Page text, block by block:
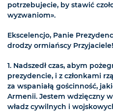
potrzebujecie, by stawić
wyzwaniom».
Ekscelencjo, Panie
drodzy ormiańscy Przyjaciele!
1. Nadszedł czas, abym
prezydencie, i z członkami
za wspaniałą gościnność,
Armenii. Jestem wdzięczny
władz cywilnych i